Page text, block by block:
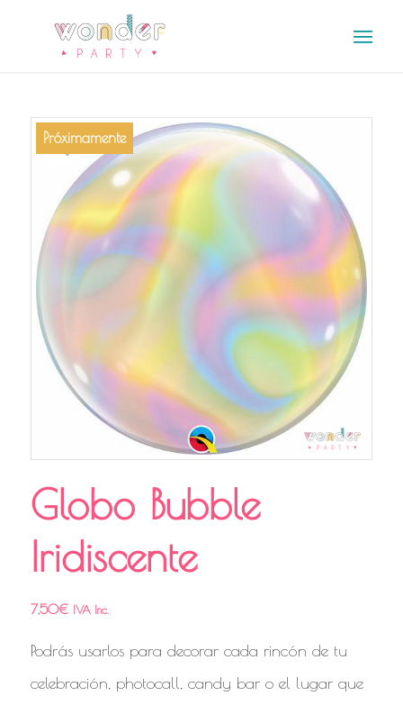
Próximamente
Globo Bubble
Iridiscente
7,50€ IVA Inc.
Podrás usarlos para decorar cada rincón de tu
celebración, photocall, candy bar o el lugar que